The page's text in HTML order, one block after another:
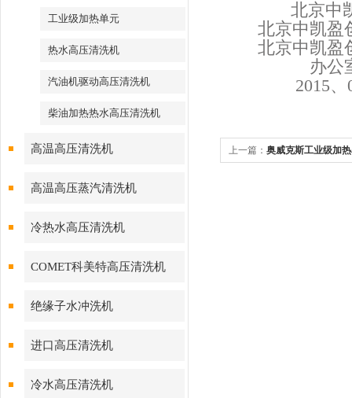
工业级加热单元
热水高压清洗机
汽油机驱动高压清洗机
柴油加热热水高压清洗机
高温高压清洗机
高温高压蒸汽清洗机
冷热水高压清洗机
COMET科美特高压清洗机
绝缘子水冲洗机
进口高压清洗机
冷水高压清洗机
北京中凯
北京中凯盈创
北京中凯盈创
办公
2015、04
上一篇： 奥威克斯工业级加